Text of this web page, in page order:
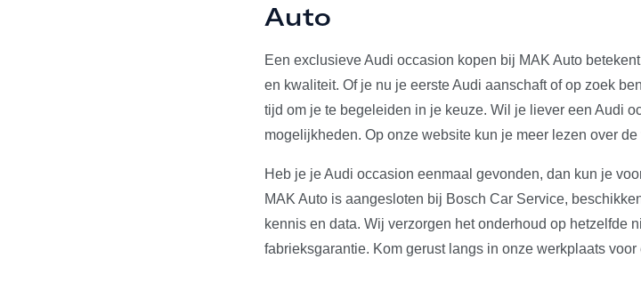
Auto
Een exclusieve Audi occasion kopen bij MAK Auto
en kwaliteit. Of je nu je eerste Audi aanschaft of op zoek
tijd om je te begeleiden in je keuze. Wil je liever een Audi
mogelijkheden. Op onze website kun je meer lezen over
Heb je je Audi occasion eenmaal gevonden, dan kun je
MAK Auto is aangesloten bij Bosch Car Service,
kennis en data. Wij verzorgen het onderhoud op hetzelfde
fabrieksgarantie. Kom gerust langs in onze werkplaats voor